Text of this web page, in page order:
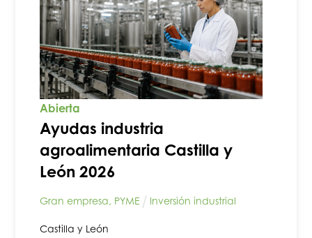
Abierta
Ayudas industria
agroalimentaria Castilla y
León 2026
Gran empresa, PYME Inversión industrial
Castilla y León